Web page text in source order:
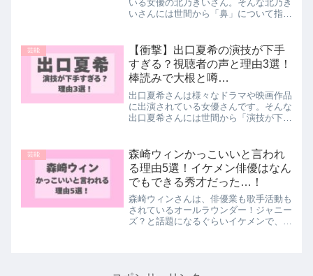
いる女優の北乃きいさん。そんな北乃き
いさんには世間から「鼻」について指摘
りすぎ」「整形した？」との声もあるん
です。そこで今回は北乃...
芸能
【衝撃】出口夏希の演技が下手
すぎる？視聴者の声と理由3選！
棒読みで大根と噂…
出口夏希さんは様々なドラマや映画作品
に出演されている女優さんです。そんな
出口夏希さんには世間から「演技が下手
いという声もあるんです。そこで今回は
出口夏希さんが世間か...
芸能
森崎ウィンかっこいいと言われ
る理由5選！イケメン俳優はなん
でもできる秀才だった…！
森崎ウィンさんは、俳優業も歌手活動も
されているオールラウンダー！ジャニー
ズ？と話題になるぐらいイケメンで、女